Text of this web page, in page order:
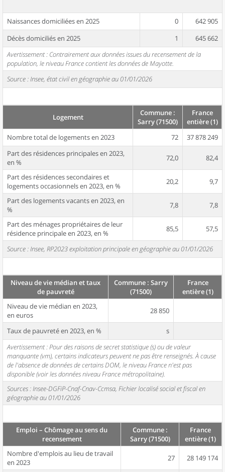
Naissances domiciliées en 2025 0
642 905
Décès domiciliés en 2025
1
645 662
Avertissement : Contrairement aux données issues du recensement de la
population, le niveau France contient les données de Mayotte.
Source : Insee, état civil en géographie au 01/01/2026
Logement
Commune :
Sarry (71500)
France
entière (1)
Nombre total de logements en 2023
72
37 878 249
Part des résidences principales en 2023,
en %
72,0 82,4
Part des résidences secondaires et
logements occasionnels en 2023, en %
20,2 9,7
Part des logements vacants en 2023, en
%
7,8 7,8
Part des ménages propriétaires de leur
résidence principale en 2023, en %
85,5 57,5
Source : Insee, RP2023 exploitation principale en géographie au 01/01/2026
Niveau de vie médian et taux
de pauvreté
Commune : Sarry
(71500)
France
entière (1)
Niveau de vie médian en 2023,
en euros
28 850
Taux de pauvreté en 2023, en %
s
Avertissement : Pour des raisons de secret statistique (s) ou de valeur
manquante (vm), certains indicateurs peuvent ne pas être renseignés. À cause
de l'absence de données de certains DOM, le niveau France n'est pas
disponible (voir les données niveau France métropolitaine).
Sources : Insee-DGFiP-Cnaf-Cnav-Ccmsa, Fichier localisé social et fiscal en
géographie au 01/01/2026
Emploi – Chômage au sens du
recensement
Commune :
Sarry (71500)
France
entière (1)
Nombre d'emplois au lieu de travail
en 2023
27 28 149 174